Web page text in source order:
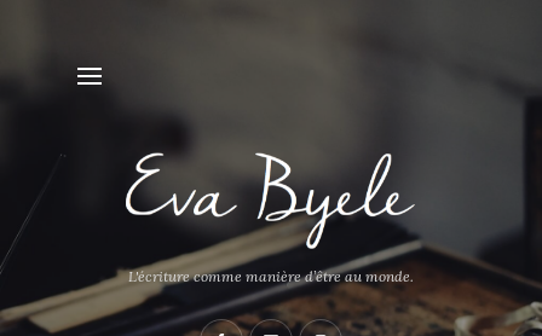
L'écriture comme manière d’être au monde.